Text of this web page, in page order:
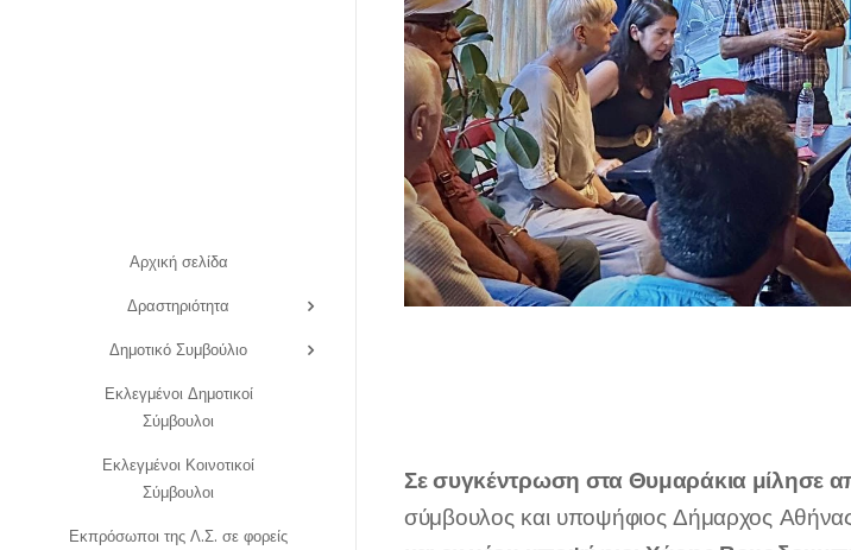
Αρχική σελίδα
Δραστηριότητα
Δημοτικό Συμβούλιο
Εκλεγμένοι Δημοτικοί
Σύμβουλοι
Εκλεγμένοι Κοινοτικοί
Σύμβουλοι
Εκπρόσωποι της Λ.Σ. σε φορείς
Σε συγκέντρωση στα Θυμαράκια μίλησε
σύμβουλος και υποψήφιος Δήμαρχος